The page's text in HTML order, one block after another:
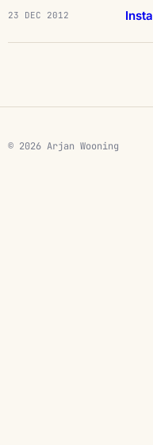
23 DEC 2012
© 2026 Arjan Wooning